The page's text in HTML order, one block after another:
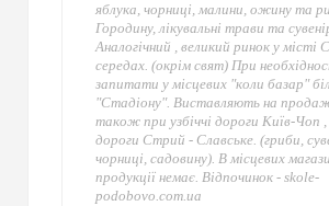
яблука, чорниці, малини, ожину та
Городину, лікувальні трави та
Аналогічний , великий ринок у місті
середах. (окрім свят) При
запитати у місцевих "коли базар"
"Стадіону". Виставляють на
також при узбіччі дороги Київ-Чоп ,
дороги Стрий - Славське. (гриби,
чорниці, садовину). В місцевих
продукції немає. Відпочинок - skole-
podobovo.com.ua